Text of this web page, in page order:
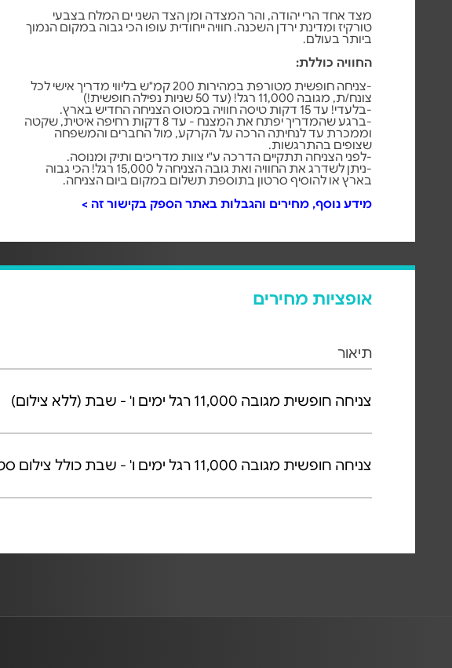
מצד אחד הרי יהודה, והר המצדה ומן הצד השני ים המלח בצבעי
טורקיז ומדינת ירדן השכנה. חוויה ייחודית עופו הכי גבוה במקום הנמוך
ביותר בעולם.
החוויה כוללת:
-צניחה חופשית מטורפת במהירות 200 קמ"ש בליווי מדריך אישי לכל
צונח/ת, מגובה 11,000 רגל! (עד 50 שניות נפילה חופשית!)
-בלעדי! עד 15 דקות טיסה חוויה במטוס הצניחה החדיש בארץ.
-ברגע שהמדריך יפתח את המצנח - עד 8 דקות רחיפה איטית, שקטה
וממכרת עד לנחיתה הרכה על הקרקע, מול החברים והמשפחה
שצופים בהתרגשות.
-לפני הצניחה תתקיים הדרכה ע"י צוות מדריכים ותיק ומנוסה.
-ניתן לשדרג את החוויה ואת גובה הצניחה ל 15,000 רגל! הכי גבוה
בארץ או להוסיף סרטון בתוספת תשלום במקום ביום הצניחה.
מידע נוסף, מחירים והגבלות באתר הספק בקישור זה >
אופציות מחירים
תיאור
צניחה חופשית מגובה 11,000 רגל ימים ו' - שבת (ללא צילום)
צניחה חופשית מגובה 11,000 רגל ימים ו' - שבת כולל צילום סטילס